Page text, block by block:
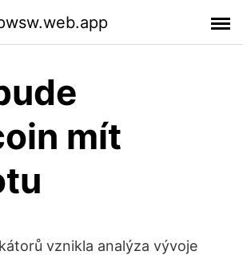
mít
vznikla analýza vývoje